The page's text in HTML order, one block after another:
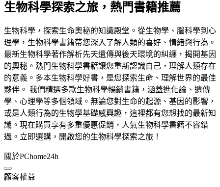
生物科學探索之旅，熱門書籍推薦
生物科學，探索生命奧秘的知識殿堂。從生物學、腦科學到心
理學，生物科學書籍帶您深入了解人類的喜好、情緒與行為。
最新生物科學著作解析先天遺傳與後天環境的糾纏，揭開基因
的奧秘。熱門生物科學書籍讓您重新認識自己，理解人類存在
的意義。多本生物科學好書，是您探索生命、理解世界的最佳
夥伴。 我們精選多款生物科學暢銷書籍，涵蓋進化論、遺傳
學、心理學等多個領域。無論您對生命的起源、基因的影響，
或是人類行為的生物學基礎感興趣，這裡都有您想找的最新知
識。現在購買享有多重優惠促銷，人氣生物科學書籍不容錯
過。立即選購，開啟您的生物科學探索之旅！
關於PChome24h
顧客權益